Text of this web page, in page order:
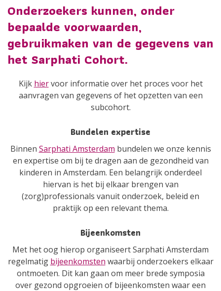
Onderzoekers kunnen, onder
bepaalde voorwaarden,
gebruikmaken van de gegevens van
het Sarphati Cohort.
Kijk hiervoor informatie over het proces voor het
aanvragen van gegevens of het opzetten van een
subcohort.
Bundelen expertise
Binnen Sarphati Amsterdam bundelen we onze kennis
en expertise om bij te dragen aan de gezondheid van
kinderen in Amsterdam. Een belangrijk onderdeel
hiervan is het bij elkaar brengen van
(zorg)professionals vanuit onderzoek, beleid en
praktijk op een relevant thema.
Bijeenkomsten
Met het oog hierop organiseert Sarphati Amsterdam
regelmatig bijeenkomsten waarbij onderzoekers elkaar
ontmoeten. Dit kan gaan om meer brede symposia
over gezond opgroeien of bijeenkomsten waar een